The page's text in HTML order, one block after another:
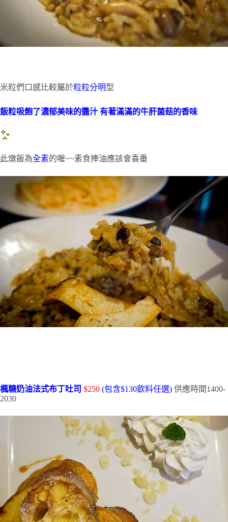
米粒們口感比較屬於粒粒分明型
飯粒吸飽了濃郁美味的醬汁 有著滿滿的牛肝菌菇的香味
此燉飯為全素的喔~~素食捧油應該會喜番
楓糖奶油法式布丁吐司 $250 (包含$130飲料任選) 供應時間1400-
2030